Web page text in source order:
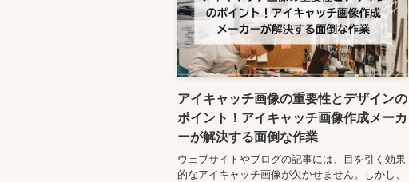
アイキャッチ画像の重要性とデザインの
ポイント！アイキャッチ画像作成メーカ
ーが解決する面倒な作業
ウェブサイトやブログの記事には、目を引く効果
的なアイキャッチ画像が欠かせません。しかし、